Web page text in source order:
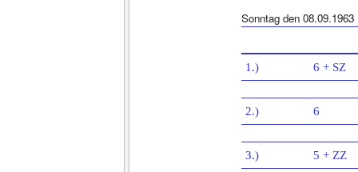
Sonntag den 08.09.1963
1.) 6 + SZ
2.) 6
3.) 5 + ZZ